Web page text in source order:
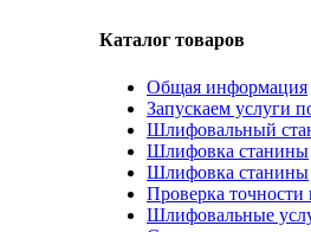
Каталог товаров
Общая информация
Запускаем услуги
Шлифовальный
Шлифовка станины
Шлифовка станины
Проверка точности
Шлифовальные